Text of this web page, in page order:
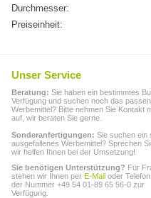
Durchmesser:
Preiseinheit:
Unser Service
Beratung: Sie haben ein bestimmtes
Verfügung und suchen noch das
Werbemittel? Bitte nehmen Sie Kontakt
auf, wir beraten Sie gerne.
Sonderanfertigungen: Sie suchen ein
ausgefallenes Werbemittel? Sprechen
wir helfen Ihnen bei der Umsetzung!
Sie benötigen Unterstützung? Für
stehen wir Ihnen per E-Mail oder
der Nummer +49 54 01-89 65 56-0 zur
Verfügung.